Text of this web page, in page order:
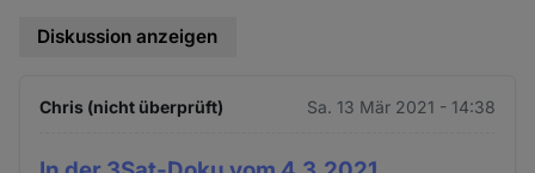
Diskussion anzeigen
Chris (nicht überprüft) Sa. 13 Mär 2021 - 14:38